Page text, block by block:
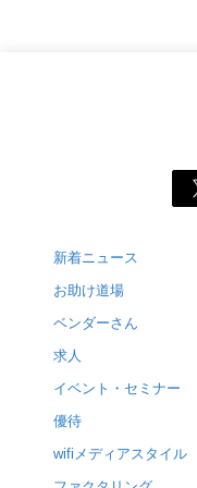
新着ニュース
お助け道場
ベンダーさん
求人
イベント・セミナー
優待
wifiメディアスタイル